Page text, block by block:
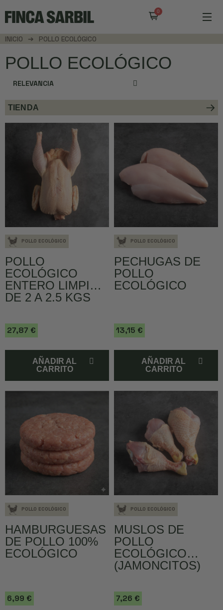
INICIO POLLO ECOLÓGICO
POLLO ECOLÓGICO
POLLO ECOLÓGICO
POLLO
ECOLÓGICO
ENTERO LIMPIO
DE 2 A 2.5 KGS
27,87 €
AÑADIR AL
CARRITO
POLLO ECOLÓGICO
PECHUGAS DE
POLLO
ECOLÓGICO
13,15 €
AÑADIR AL
CARRITO
POLLO ECOLÓGICO
HAMBURGUESAS
DE POLLO 100%
ECOLÓGICO
6,99 €
POLLO ECOLÓGICO
MUSLOS DE
POLLO
ECOLÓGICO
(JAMONCITOS)
7,26 €